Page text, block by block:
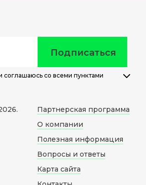
Подписаться
со всеми пунктами
.
Партнерская программа
О компании
Полезная информация
Вопросы и ответы
Карта сайта